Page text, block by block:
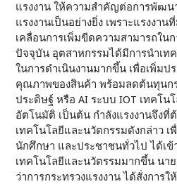
แรงงาน ให้ความสำคัญต่อการพัฒน
แรงงานเป็นอย่างยิ่ง เพราะแรงงา
เคลื่อนการเพิ่มขีดความสามารถใน
ปัจจุบัน อุตสาหกรรมได้มีการนำเท
ในการดำเนินงานมากขึ้น เพื่อเพิ่มป
คุณภาพของสินค้า พร้อมลดต้นทุนก
ประดิษฐ์ หรือ AI ระบบ IOT เทคโ
อัตโนมัติ เป็นต้น กำลังแรงงานจึงที่
เทคโนโลยีและนวัตกรรมดังกล่าว เ
นักศึกษา และประชาชนทั่วไป ได้เข้
เทคโนโลยีและนวัตรรมมากขึ้น นา
ว่าการกระทรวงแรงงาน ได้สั่งการ